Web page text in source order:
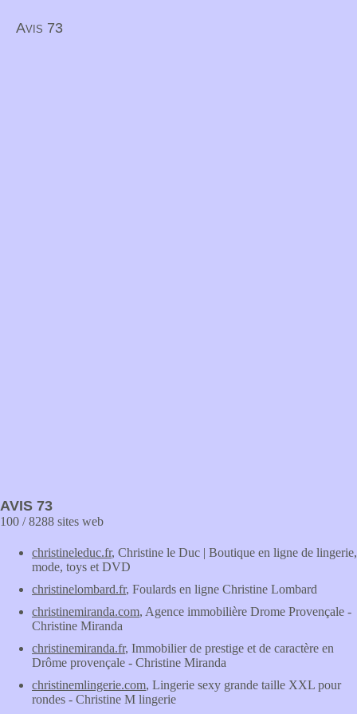
Avis 73
AVIS 73
100 / 8288 sites web
christineleduc.fr, Christine le Duc | Boutique en ligne de lingerie,
mode, toys et DVD
christinelombard.fr, Foulards en ligne Christine Lombard
christinemiranda.com, Agence immobilière Drome Provençale -
Christine Miranda
christinemiranda.fr, Immobilier de prestige et de caractère en
Drôme provençale - Christine Miranda
christinemlingerie.com, Lingerie sexy grande taille XXL pour
rondes - Christine M lingerie